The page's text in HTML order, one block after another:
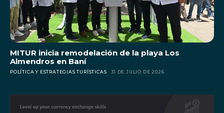
MITUR inicia remodelación de la playa Los
Almendros en Baní
POLÍTICA Y ESTRATEGIAS TURÍSTICAS 31 DE JULIO DE 2026